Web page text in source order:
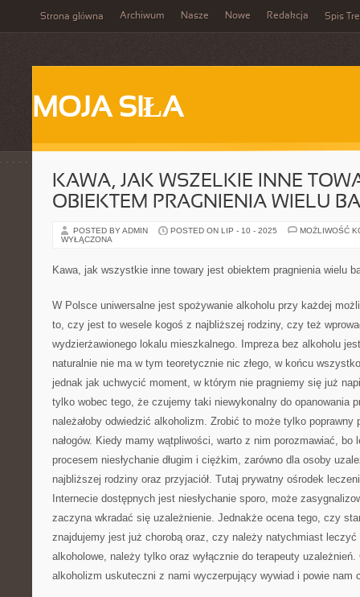
Strona główna Archiwum Nasze Nowe Redakcja Spis
MOJA SIŁA
KAWA, JAK WSZELKIE INNE
OBIEKTEM PRAGNIENIA WIELU
POSTED BY ADMIN POSTED ON LIP - 10 - 2025
MOŻLIWOŚĆ
WYŁĄCZONA
Kawa, jak wszystkie inne towary jest obiektem pragnienia wielu
W Polsce uniwersalne jest spożywanie alkoholu przy każdej
to, czy jest to wesele kogoś z najbliższej rodziny, czy też
wydzierżawionego lokalu mieszkalnego. Impreza bez alkoholu
naturalnie nie ma w tym teoretycznie nic złego, w końcu
jednak jak uchwycić moment, w którym nie pragniemy się już
tylko wobec tego, że czujemy taki niewykonalny do opanowania
należałoby odwiedzić alkoholizm. Zrobić to może tylko poprawny
nałogów. Kiedy mamy wątpliwości, warto z nim porozmawiać, bo
procesem niesłychanie długim i ciężkim, zarówno dla osoby
najbliższej rodziny oraz przyjaciół. Tutaj prywatny ośrodek
Internecie dostępnych jest niesłychanie sporo, może
zaczyna wkradać się uzależnienie. Jednakże ocena tego, czy
znajdujemy jest już chorobą oraz, czy należy natychmiast leczyć
alkoholowe, należy tylko oraz wyłącznie do terapeuty
alkoholizm uskuteczni z nami wyczerpujący wywiad i powie nam